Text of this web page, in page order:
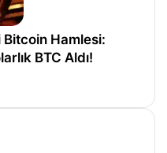
Bitcoin Hamlesi:
BTC Aldı!